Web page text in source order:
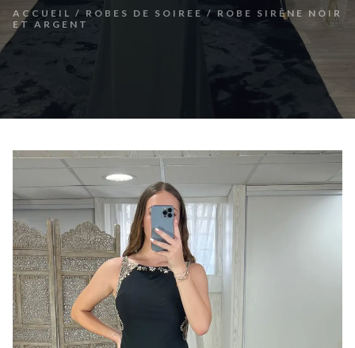
ACCUEIL / ROBES DE SOIREE / ROBE SIRÈNE NOIR
ET ARGENT